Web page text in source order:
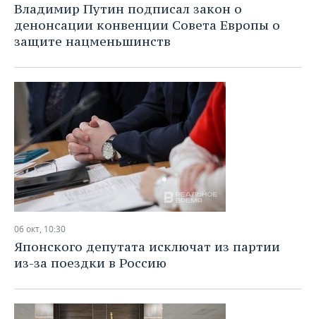
Владимир Путин подписал закон о
денонсации конвенции Совета Европы о
защите нацменьшинств
06 окт, 10:30
Японского депутата исключат из партии
из-за поездки в Россию